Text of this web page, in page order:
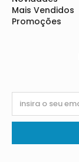
Mais Vendidos
Promoções